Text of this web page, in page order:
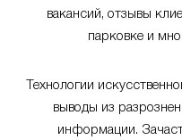
вакансий, отзывы
парковке и
Технологии
выводы из
информации.